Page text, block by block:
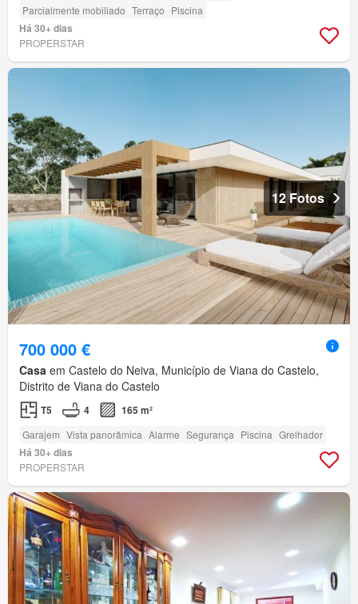
Parcialmente mobiliado Terraço Piscina
Há 30+ dias
PROPERSTAR
12 Fotos
700 000 €
Casa em Castelo do Neiva, Município de Viana do Castelo,
Distrito de Viana do Castelo
T5 4 165 m²
Garajem Vista panorâmica Alarme Segurança Piscina Grelhador
Há 30+ dias
PROPERSTAR